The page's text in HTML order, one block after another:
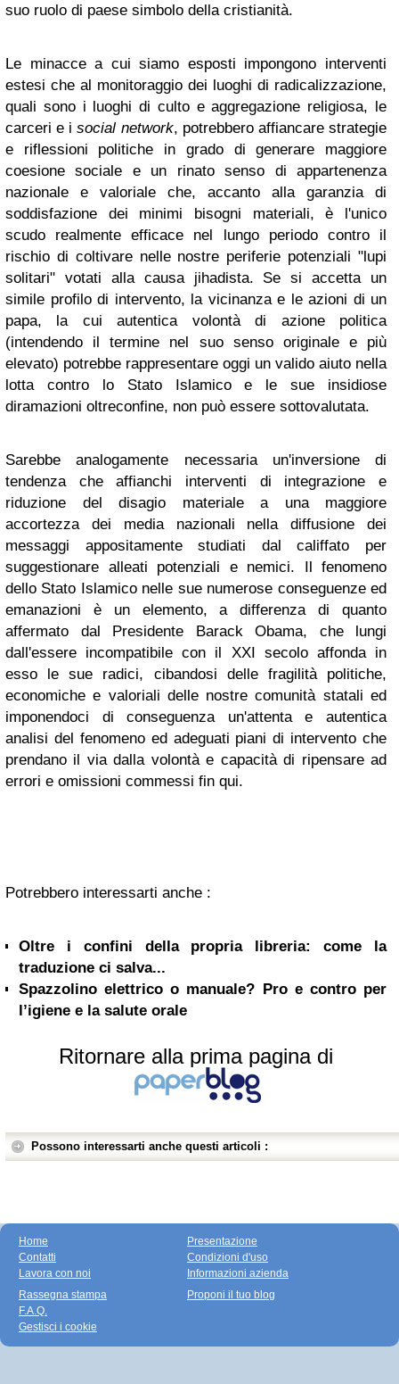
suo ruolo di paese simbolo della cristianità.
Le minacce a cui siamo esposti impongono interventi
estesi che al monitoraggio dei luoghi di radicalizzazione,
quali sono i luoghi di culto e aggregazione religiosa, le
carceri e isocial network, potrebbero affiancare strategie
e riflessioni politiche in grado di generare maggiore
coesione sociale e un rinato senso di appartenenza
nazionale e valoriale che, accanto alla garanzia di
soddisfazione dei minimi bisogni materiali, è l'unico
scudo realmente efficace nel lungo periodo contro il
rischio di coltivare nelle nostre periferie potenziali "lupi
solitari" votati alla causa jihadista. Se si accetta un
simile profilo di intervento, la vicinanza e le azioni di un
papa, la cui autentica volontà di azione politica
(intendendo il termine nel suo senso originale e più
elevato) potrebbe rappresentare oggi un valido aiuto nella
lotta contro lo Stato Islamico e le sue insidiose
diramazioni oltreconfine, non può essere sottovalutata.
Sarebbe analogamente necessaria un'inversione di
tendenza che affianchi interventi di integrazione e
riduzione del disagio materiale a una maggiore
accortezza dei media nazionali nella diffusione dei
messaggi appositamente studiati dal califfato per
suggestionare alleati potenziali e nemici. Il fenomeno
dello Stato Islamico nelle sue numerose conseguenze ed
emanazioni è un elemento, a differenza di quanto
affermato dal Presidente Barack Obama, che lungi
dall'essere incompatibile con il XXI secolo affonda in
esso le sue radici, cibandosi delle fragilità politiche,
economiche e valoriali delle nostre comunità statali ed
imponendoci di conseguenza un'attenta e autentica
analisi del fenomeno ed adeguati piani di intervento che
prendano il via dalla volontà e capacità di ripensare ad
errori e omissioni commessi fin qui.
Potrebbero interessarti anche :
Oltre i confini della propria libreria: come la
traduzione ci salva...
Spazzolino elettrico o manuale? Pro e contro per
l’igiene e la salute orale
Ritornare alla prima pagina di
Possono interessarti anche questi articoli :
Home
Contatti
Lavora con noi
Presentazione
Condizioni d'uso
Informazioni azienda
Rassegna stampa
F.A.Q.
Gestisci i cookie
Proponi il tuo blog